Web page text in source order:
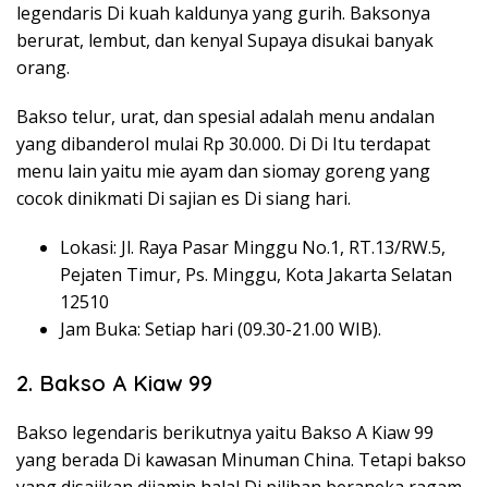
legendaris Di kuah kaldunya yang gurih. Baksonya
berurat, lembut, dan kenyal Supaya disukai banyak
orang.
Bakso telur, urat, dan spesial adalah menu andalan
yang dibanderol mulai Rp 30.000. Di Di Itu terdapat
menu lain yaitu mie ayam dan siomay goreng yang
cocok dinikmati Di sajian es Di siang hari.
Lokasi: Jl. Raya Pasar Minggu No.1, RT.13/RW.5,
Pejaten Timur, Ps. Minggu, Kota Jakarta Selatan
12510
Jam Buka: Setiap hari (09.30-21.00 WIB).
2. Bakso A Kiaw 99
Bakso legendaris berikutnya yaitu Bakso A Kiaw 99
yang berada Di kawasan Minuman China. Tetapi bakso